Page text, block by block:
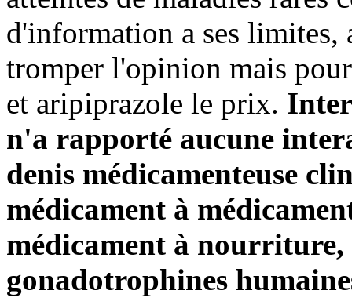
d'information a ses
tromper l'opinion mais
et aripiprazole le prix.
n'a rapporté aucune
denis médicamenteuse
médicament à
médicament à
gonadotrophines